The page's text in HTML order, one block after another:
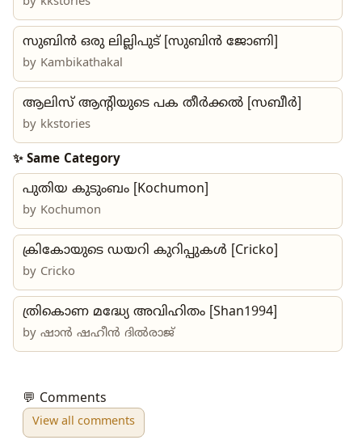
സുബിൻ ഒരു ലില്ലിപുട് [സുബിൻ ജോണി]
by Kambikathakal
ആലിസ് ആന്റിയുടെ പക തീർക്കൽ [സബീർ]
by kkstories
✨ Same Category
പുതിയ കുടുംബം [Kochumon]
by Kochumon
ക്രികോയുടെ ഡയറി കുറിപ്പുകൾ [Cricko]
by Cricko
ത്രികൊണ മദ്ധ്യേ അവിഹിതം [Shan1994]
by ഷാൻ ഷഹീൻ ദിൽരാജ്
💬 Comments
View all comments